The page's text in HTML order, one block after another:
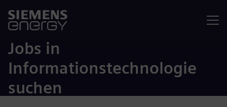
Jobs in
Informationstechnologie
suchen